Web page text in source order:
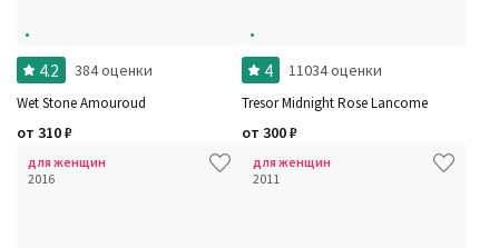
4.2 384 оценки
Wet Stone Amouroud
от 310₽
4 11034 оценки
Tresor Midnight Rose Lancome
от 300₽
для женщин
2016
для женщин
2011